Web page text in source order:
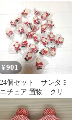
¥901
24個セット サンタミ
ニチュア 置物 クリス
マス